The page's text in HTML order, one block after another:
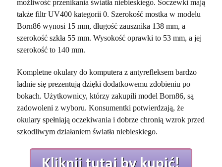
możliwość przenikania światła niebieskiego. Soczewki mają
także filtr UV400 kategorii 0. Szerokość mostka w modelu
Born86 wynosi 15 mm, długość zausznika 138 mm, a
szerokość szkła 55 mm. Wysokość oprawki to 53 mm, a jej
szerokość to 140 mm.
Kompletne okulary do komputera z antyrefleksem bardzo
ładnie się prezentują dzięki dodatkowemu zdobieniu po
bokach. Użytkownicy, którzy zakupili model Born86, są
zadowoleni z wyboru. Konsumentki potwierdzają, że
okulary spełniają oczekiwania i dobrze chronią wzrok przed
szkodliwym działaniem światła niebieskiego.